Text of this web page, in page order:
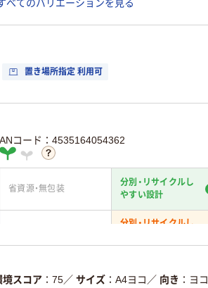
べてのバリエーションを見る
置き場所指定 利用可
コード：4535164054362
省資源・無包装
分別・リサイクルし
やすい設計
分別・リサイクルし
ている
削減
境スコア 75／ サイズ A4ヨコ ／ 向き ヨコ